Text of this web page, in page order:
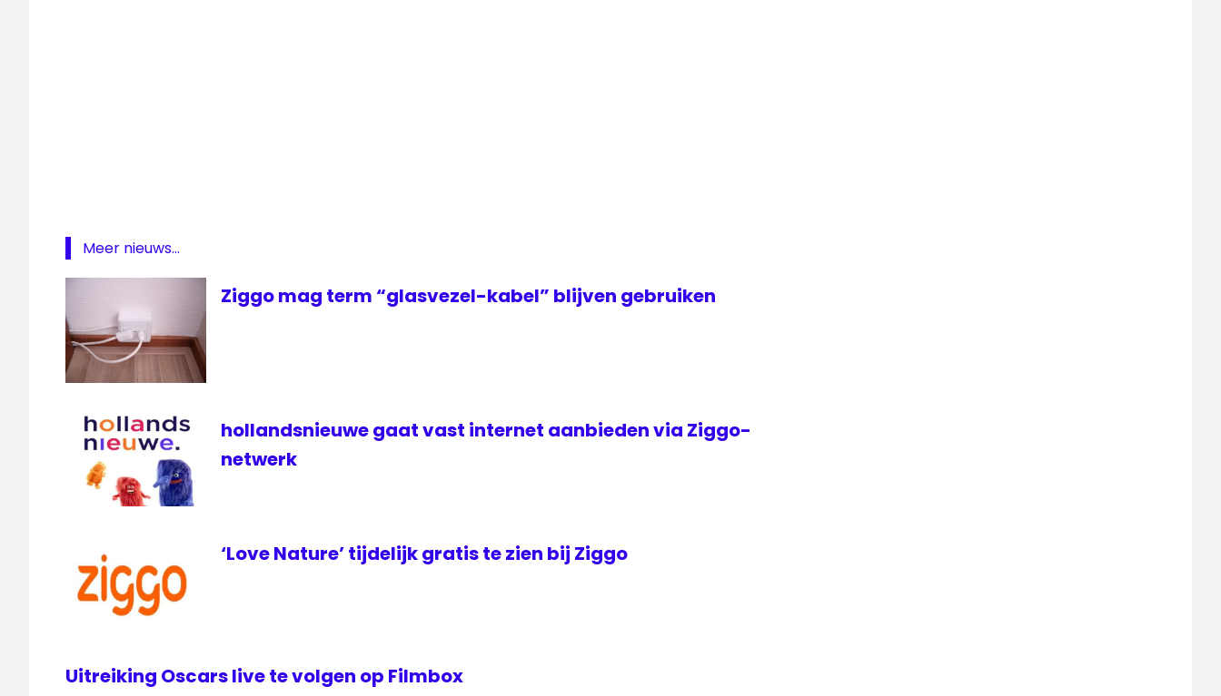
Meer nieuws...
Ziggo mag term “glasvezel-kabel” blijven gebruiken
hollandsnieuwe gaat vast internet aanbieden via Ziggo-
netwerk
‘Love Nature’ tijdelijk gratis te zien bij Ziggo
Uitreiking Oscars live te volgen op Filmbox